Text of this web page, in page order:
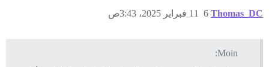
Thomas_DC 11 فبراير 2025، 3:43ص 6
Moin: